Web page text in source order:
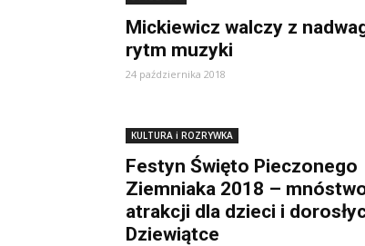
Mickiewicz walczy z
rytm muzyki
24 października 2018
KULTURA i ROZRYWKA
Festyn Święto Pieczonego
Ziemniaka 2018 –
atrakcji dla dzieci i
Dziewiątce